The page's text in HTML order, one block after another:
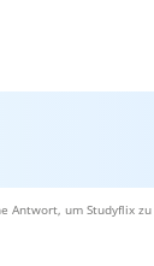
Antwort, um Studyflix